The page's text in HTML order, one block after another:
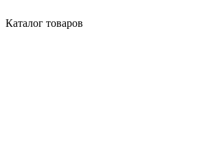
Каталог товаров